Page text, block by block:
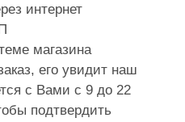
интернет
магазина
его увидит наш
с Вами с 9 до 22
подтвердить